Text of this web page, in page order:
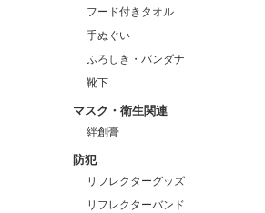
フード付きタオル
手ぬぐい
ふろしき・バンダナ
靴下
マスク・衛生関連
絆創膏
防犯
リフレクターグッズ
リフレクターバンド